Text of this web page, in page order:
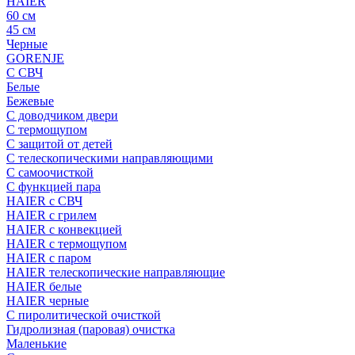
60 см
45 см
Черные
GORENJE
С СВЧ
Белые
Бежевые
С доводчиком двери
С термощупом
С защитой от детей
С телескопическими направляющими
С самоочисткой
С функцией пара
HAIER с СВЧ
HAIER с грилем
HAIER с конвекцией
HAIER с термощупом
HAIER с паром
HAIER телескопические направляющие
HAIER белые
HAIER черные
С пиролитической очисткой
Гидролизная (паровая) очистка
Маленькие